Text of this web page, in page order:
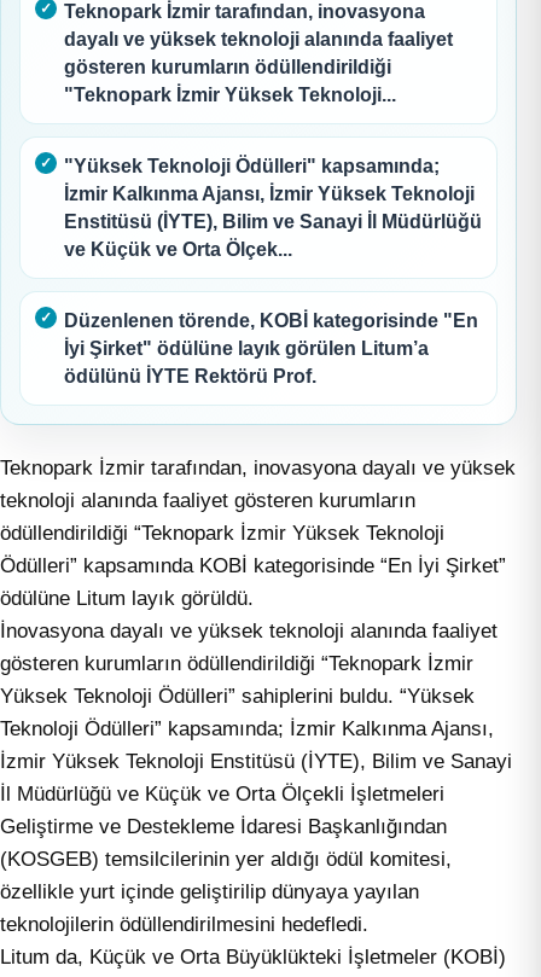
Teknopark İzmir tarafından, inovasyona
dayalı ve yüksek teknoloji alanında faaliyet
gösteren kurumların ödüllendirildiği
"Teknopark İzmir Yüksek Teknoloji...
"Yüksek Teknoloji Ödülleri" kapsamında;
İzmir Kalkınma Ajansı, İzmir Yüksek Teknoloji
Enstitüsü (İYTE), Bilim ve Sanayi İl Müdürlüğü
ve Küçük ve Orta Ölçek...
Düzenlenen törende, KOBİ kategorisinde "En
İyi Şirket" ödülüne layık görülen Litum’a
ödülünü İYTE Rektörü Prof.
Teknopark İzmir tarafından, inovasyona dayalı ve yüksek
teknoloji alanında faaliyet gösteren kurumların
ödüllendirildiği “Teknopark İzmir Yüksek Teknoloji
Ödülleri” kapsamında KOBİ kategorisinde “En İyi Şirket”
ödülüne Litum layık görüldü.
İnovasyona dayalı ve yüksek teknoloji alanında faaliyet
gösteren kurumların ödüllendirildiği “Teknopark İzmir
Yüksek Teknoloji Ödülleri” sahiplerini buldu. “Yüksek
Teknoloji Ödülleri” kapsamında; İzmir Kalkınma Ajansı,
İzmir Yüksek Teknoloji Enstitüsü (İYTE), Bilim ve Sanayi
İl Müdürlüğü ve Küçük ve Orta Ölçekli İşletmeleri
Geliştirme ve Destekleme İdaresi Başkanlığından
(KOSGEB) temsilcilerinin yer aldığı ödül komitesi,
özellikle yurt içinde geliştirilip dünyaya yayılan
teknolojilerin ödüllendirilmesini hedefledi.
Litum da, Küçük ve Orta Büyüklükteki İşletmeler (KOBİ)